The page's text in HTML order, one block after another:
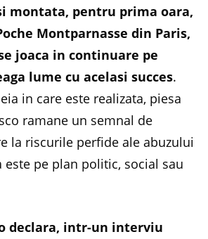
montata, pentru prima oara,
Montparnasse din Paris,
joaca in continuare pe
lume cu acelasi succes.
in care este realizata, piesa
ramane un semnal de
la riscurile perfide ale abuzului
este pe plan politic, social sau
declara, intr-un interviu